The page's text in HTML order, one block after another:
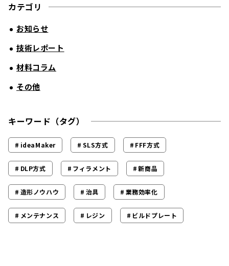
カテゴリ
お知らせ
技術レポート
材料コラム
その他
キーワード（タグ）
ideaMaker SLS方式 FFF方式
DLP方式 フィラメント 新商品
造形ノウハウ 治具 業務効率化
メンテナンス レジン ビルドプレート